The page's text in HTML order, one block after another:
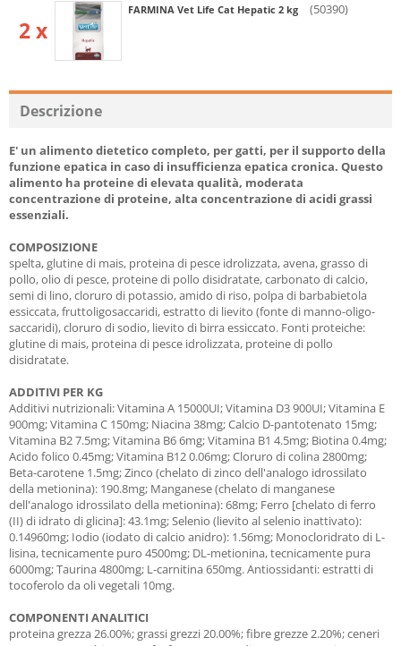
2 x
FARMINA Vet Life Cat Hepatic 2 kg (50390)
Descrizione
E' un alimento dietetico completo, per gatti, per il supporto della
funzione epatica in caso di insufficienza epatica cronica. Questo
alimento ha proteine di elevata qualità, moderata
concentrazione di proteine, alta concentrazione di acidi grassi
essenziali.
COMPOSIZIONE
spelta, glutine di mais, proteina di pesce idrolizzata, avena, grasso di
pollo, olio di pesce, proteine di pollo disidratate, carbonato di calcio,
semi di lino, cloruro di potassio, amido di riso, polpa di barbabietola
essiccata, fruttoligosaccaridi, estratto di lievito (fonte di manno-oligo-
saccaridi), cloruro di sodio, lievito di birra essiccato. Fonti proteiche:
glutine di mais, proteina di pesce idrolizzata, proteine di pollo
disidratate.
ADDITIVI PER KG
Additivi nutrizionali: Vitamina A 15000UI; Vitamina D3 900UI; Vitamina E
900mg; Vitamina C 150mg; Niacina 38mg; Calcio D-pantotenato 15mg;
Vitamina B2 7.5mg; Vitamina B6 6mg; Vitamina B1 4.5mg; Biotina 0.4mg;
Acido folico 0.45mg; Vitamina B12 0.06mg; Cloruro di colina 2800mg;
Beta-carotene 1.5mg; Zinco (chelato di zinco dell'analogo idrossilato
della metionina): 190.8mg; Manganese (chelato di manganese
dell'analogo idrossilato della metionina): 68mg; Ferro [chelato di ferro
(II) di idrato di glicina]: 43.1mg; Selenio (lievito al selenio inattivato):
0.14960mg; Iodio (iodato di calcio anidro): 1.56mg; Monocloridrato di L-
lisina, tecnicamente puro 4500mg; DL-metionina, tecnicamente pura
6000mg; Taurina 4800mg; L-carnitina 650mg. Antiossidanti: estratti di
tocoferolo da oli vegetali 10mg.
COMPONENTI ANALITICI
proteina grezza 26.00%; grassi grezzi 20.00%; fibre grezze 2.20%; ceneri